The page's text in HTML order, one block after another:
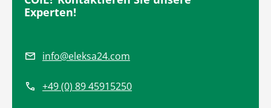
Experten!
info@eleksa24.com
+49 (0) 89 45915250